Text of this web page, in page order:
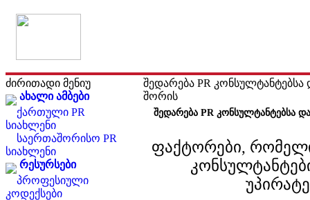
ძირითადი მენიუ
ახალი ამბები
ქართული PR
სიახლენი
საერთაშორისო PR
სიახლენი
რესურსები
პროფესიული
კოდექსები
შედარება PR
შორის
შედარება PR კონსულტანტებსა
ფაქტორები,